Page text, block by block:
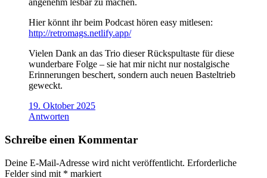
angenehm lesbar zu machen.
Hier könnt ihr beim Podcast hören easy mitlesen:
http://retromags.netlify.app/
Vielen Dank an das Trio dieser Rückspultaste für diese
wunderbare Folge – sie hat mir nicht nur nostalgische
Erinnerungen beschert, sondern auch neuen Basteltrieb
geweckt.
19. Oktober 2025
Antworten
Schreibe einen Kommentar
Deine E-Mail-Adresse wird nicht veröffentlicht. Erforderliche
Felder sind mit * markiert